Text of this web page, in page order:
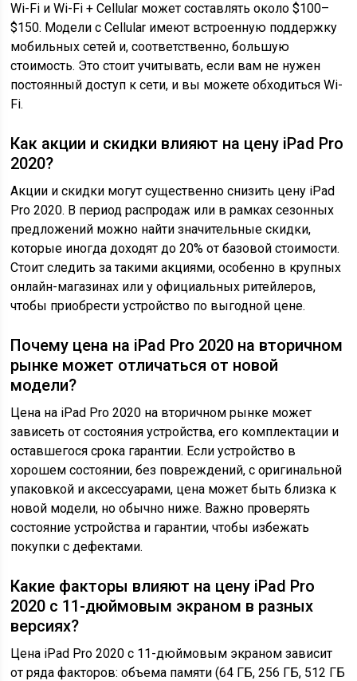
Wi-Fi и Wi-Fi + Cellular может составлять около $100–
$150. Модели с Cellular имеют встроенную поддержку
мобильных сетей и, соответственно, большую
стоимость. Это стоит учитывать, если вам не нужен
постоянный доступ к сети, и вы можете обходиться Wi-
Fi.
Как акции и скидки влияют на цену iPad Pro
2020?
Акции и скидки могут существенно снизить цену iPad
Pro 2020. В период распродаж или в рамках сезонных
предложений можно найти значительные скидки,
которые иногда доходят до 20% от базовой стоимости.
Стоит следить за такими акциями, особенно в крупных
онлайн-магазинах или у официальных ритейлеров,
чтобы приобрести устройство по выгодной цене.
Почему цена на iPad Pro 2020 на вторичном
рынке может отличаться от новой
модели?
Цена на iPad Pro 2020 на вторичном рынке может
зависеть от состояния устройства, его комплектации и
оставшегося срока гарантии. Если устройство в
хорошем состоянии, без повреждений, с оригинальной
упаковкой и аксессуарами, цена может быть близка к
новой модели, но обычно ниже. Важно проверять
состояние устройства и гарантии, чтобы избежать
покупки с дефектами.
Какие факторы влияют на цену iPad Pro
2020 с 11-дюймовым экраном в разных
версиях?
Цена iPad Pro 2020 с 11-дюймовым экраном зависит
от ряда факторов: объема памяти (64 ГБ, 256 ГБ, 512 ГБ